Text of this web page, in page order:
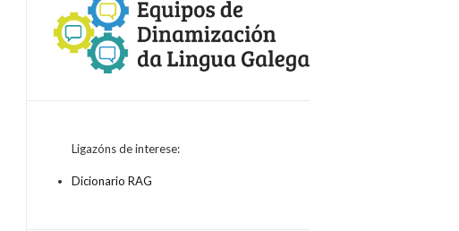
Ligazóns de interese:
Dicionario RAG